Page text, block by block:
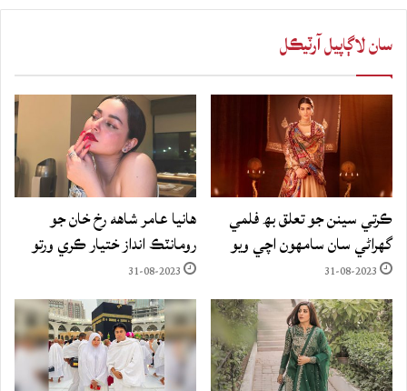
سان لاڳاپيل آرٽيڪل
ڪرتي سينن جو تعلق بھ فلمي
گهراڻي سان سامهون اچي ويو
31-08-2023
هانيا عامر شاهه رخ خان جو
رومانٽڪ انداز ختيار ڪري ورتو
31-08-2023